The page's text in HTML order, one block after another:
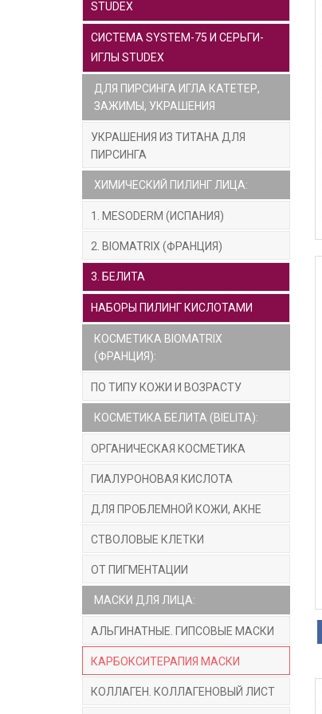
STUDEX
СИСТЕМА SYSTEM-75 И СЕРЬГИ-
ИГЛЫ STUDEX
ДЛЯ ПИРСИНГА ИГЛА КАТЕТЕР,
ЗАЖИМЫ, УКРАШЕНИЯ
УКРАШЕНИЯ ИЗ ТИТАНА ДЛЯ
ПИРСИНГА
ХИМИЧЕСКИЙ ПИЛИНГ ЛИЦА:
1. MESODERM (ИСПАНИЯ)
2. BIOMATRIX (ФРАНЦИЯ)
3. БЕЛИТА
НАБОРЫ ПИЛИНГ КИСЛОТАМИ
КОСМЕТИКА BIOMATRIX
(ФРАНЦИЯ):
ПО ТИПУ КОЖИ И ВОЗРАСТУ
КОСМЕТИКА БЕЛИТА (BIELITA):
ОРГАНИЧЕСКАЯ КОСМЕТИКА
ГИАЛУРОНОВАЯ КИСЛОТА
ДЛЯ ПРОБЛЕМНОЙ КОЖИ, АКНЕ
СТВОЛОВЫЕ КЛЕТКИ
ОТ ПИГМЕНТАЦИИ
МАСКИ ДЛЯ ЛИЦА:
АЛЬГИНАТНЫЕ. ГИПСОВЫЕ МАСКИ
КАРБОКСИТЕРАПИЯ МАСКИ
КОЛЛАГЕН. КОЛЛАГЕНОВЫЙ ЛИСТ